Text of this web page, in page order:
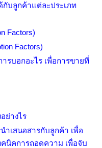
บลูกค้าแต่ละประเภท
Factors)
Factors)
รบอกอะไร เพื่อการขายที่
ย่างไร
ำเสนอสารกับลูกค้า เพื่อ
คนิคการถอดความ เพื่อจับ